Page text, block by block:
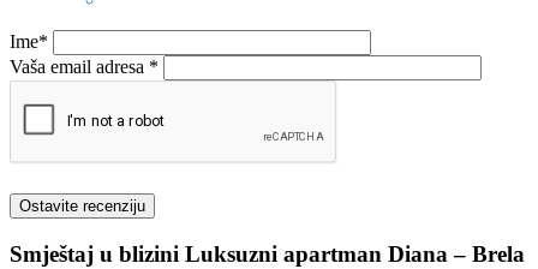
Ime*
Vaša email adresa *
Smještaj u blizini Luksuzni apartman Diana – Brela